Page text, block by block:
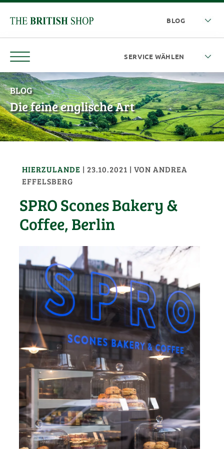
BLOG
Die feine englische Art
HIERZULANDE | 23.10.2021 | VONANDREA
EFFELSBERG
SPRO Scones Bakery &
Coffee, Berlin